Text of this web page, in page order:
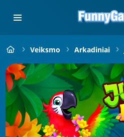
Veiksmo Arkadiniai